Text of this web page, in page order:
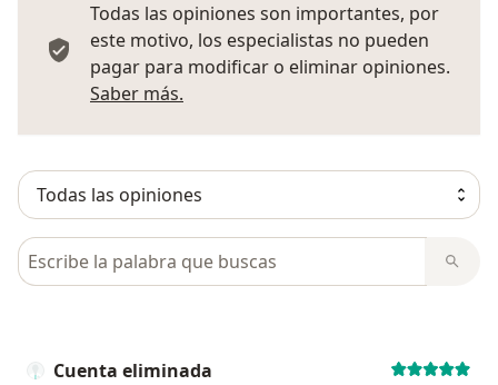
Todas las opiniones son importantes, por
este motivo, los especialistas no pueden
pagar para modificar o eliminar opiniones.
Saber más.
Busca en opiniones
Cuenta eliminada